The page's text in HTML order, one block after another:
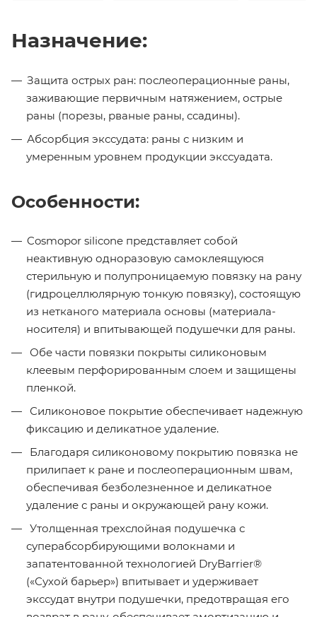
Назначение:
Защита острых ран: послеоперационные раны,
заживающие первичным натяжением, острые
раны (порезы, рваные раны, ссадины).
Абсорбция экссудата: раны с низким и
умеренным уровнем продукции экссуадата.
Особенности:
Cosmopor silicone представляет собой
неактивную одноразовую самоклеящуюся
стерильную и полупроницаемую повязку на рану
(гидроцеллюлярную тонкую повязку), состоящую
из нетканого материала основы (материала-
носителя) и впитывающей подушечки для раны.
Обе части повязки покрыты силиконовым
клеевым перфорированным слоем и защищены
пленкой.
Силиконовое покрытие обеспечивает надежную
фиксацию и деликатное удаление.
Благодаря силиконовому покрытию повязка не
прилипает к ране и послеоперационным швам,
обеспечивая безболезненное и деликатное
удаление с раны и окружающей рану кожи.
Утолщенная трехслойная подушечка с
суперабсорбирующими волокнами и
запатентованной технологией DryBarrier®
(«Сухой барьер») впитывает и удерживает
экссудат внутри подушечки, предотвращая его